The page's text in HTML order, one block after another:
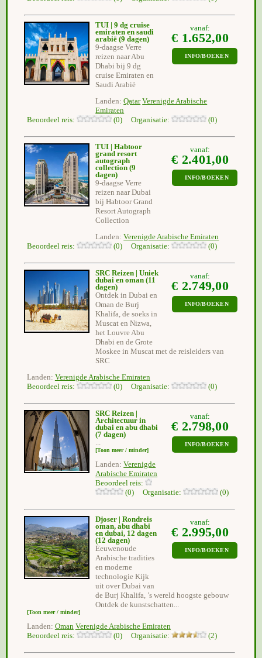
vanaf:
€ 1.652,00
INFO/BOEKEN
TUI | 9 dg cruise
emiraten en saudi
arabië (9 dagen)
9-daagse Verre
reizen naar Abu
Dhabi bij 9 dg
cruise Emiraten en
Saudi Arabië
Landen:Qatar Verenigde Arabische
Emiraten
Beoordeel reis:
(0) Organisatie: (0)
vanaf:
€ 2.401,00
INFO/BOEKEN
TUI | Habtoor
grand resort
autograph
collection (9
dagen)
9-daagse Verre
reizen naar Dubai
bij Habtoor Grand
Resort Autograph
Collection
Landen:Verenigde Arabische Emiraten
Beoordeel reis:
(0) Organisatie: (0)
vanaf:
€ 2.749,00
INFO/BOEKEN
SRC Reizen | Uniek
dubai en oman (11
dagen)
Ontdek in Dubai en
Oman de Burj
Khalifa, de soeks in
Muscat en Nizwa,
het Louvre Abu
Dhabi en de Grote
Moskee in Muscat met de reisleiders van
SRC
Landen: Verenigde Arabische Emiraten
Beoordeel reis:
(0) Organisatie: (0)
vanaf:
€ 2.798,00
INFO/BOEKEN
SRC Reizen |
Architectuur in
dubai en abu dhabi
(7 dagen)
...
[Toon meer / minder]
Landen:Verenigde
Arabische Emiraten
Beoordeel reis:
(0) Organisatie:
(0)
vanaf:
€ 2.995,00
INFO/BOEKEN
Djoser | Rondreis
oman, abu dhabi
en dubai, 12 dagen
(12 dagen)
Eeuwenoude
Arabische tradities
en moderne
technologie Kijk
uit over Dubai van
de Burj Khalifa, ’s wereld hoogste gebouw
Ontdek de kunstschatten...
[Toon meer / minder]
Landen: Oman Verenigde Arabische Emiraten
Beoordeel reis:
(0) Organisatie: (2)